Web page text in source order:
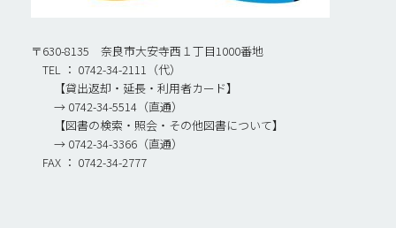
〒630-8135 奈良市大安寺西１丁目1000番地
TEL ： 0742-34-2111（代）
【貸出返却・延長・利用者カード】
→ 0742-34-5514（直通）
【図書の検索・照会・その他図書について】
→ 0742-34-3366（直通）
FAX ： 0742-34-2777